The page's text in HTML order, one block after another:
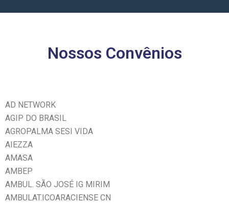
Nossos Convênios
AD NETWORK
AGIP DO BRASIL
AGROPALMA SESI VIDA
AIEZZA
AMASA
AMBEP
AMBUL. SÃO JOSÉ IG MIRIM
AMBULAT.ICOARACIENSE CN